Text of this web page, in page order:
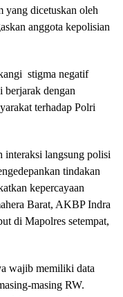
yang dicetuskan oleh
anggota kepolisian
stigma negatif
berjarak dengan
terhadap Polri
interaksi langsung polisi
tindakan
kepercayaan
Barat, AKBP Indra
di Mapolres setempat,
wajib memiliki data
masing RW.